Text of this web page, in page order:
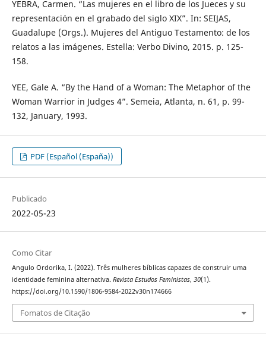
YEBRA, Carmen. “Las mujeres en el libro de los Jueces y su
representación en el grabado del siglo XIX”. In: SEIJAS,
Guadalupe (Orgs.). Mujeres del Antiguo Testamento: de los
relatos a las imágenes. Estella: Verbo Divino, 2015. p. 125-
158.
YEE, Gale A. “By the Hand of a Woman: The Metaphor of the
Woman Warrior in Judges 4”. Semeia, Atlanta, n. 61, p. 99-
132, January, 1993.
PDF (Español (España))
Publicado
2022-05-23
Como Citar
Angulo Ordorika, I. (2022). Três mulheres bíblicas capazes de construir uma
identidade feminina alternativa. Revista Estudos Feministas, 30(1).
https://doi.org/10.1590/1806-9584-2022v30n174666
Fomatos de Citação